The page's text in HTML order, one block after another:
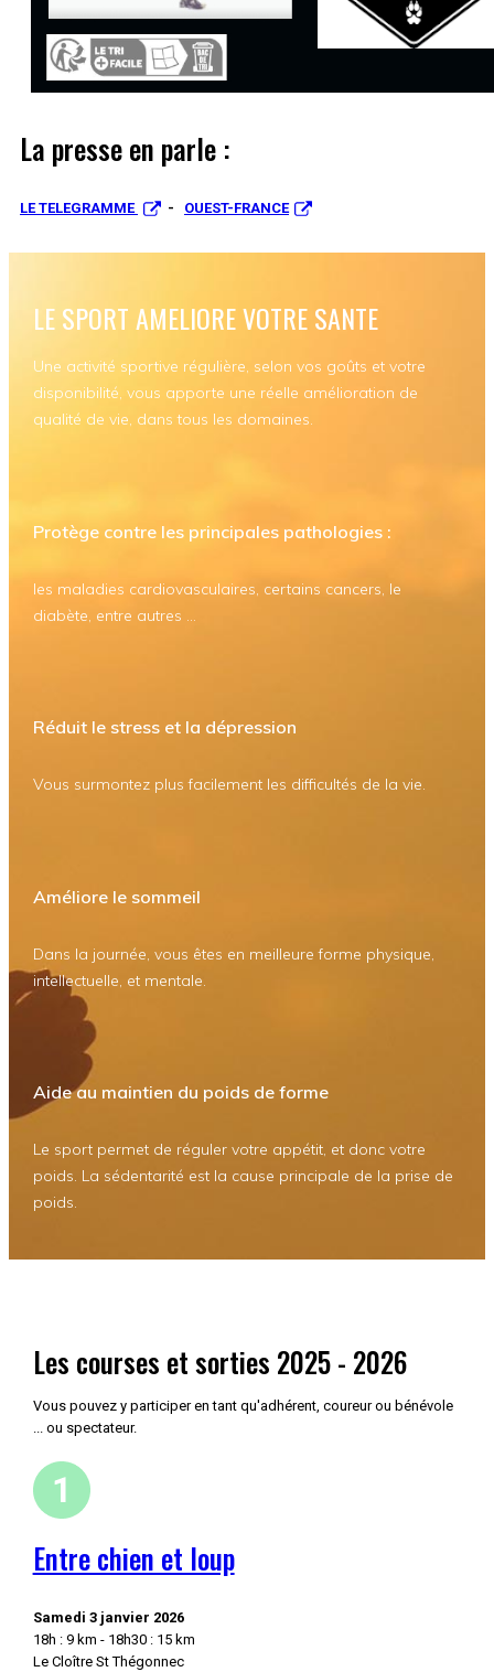
La presse en parle :
LE TELEGRAMME - OUEST-FRANCE
LE SPORT AMELIORE VOTRE SANTE
Une activité sportive régulière, selon vos goûts et votre
disponibilité, vous apporte une réelle amélioration de
qualité de vie, dans tous les domaines.
Protège contre les principales pathologies :
les maladies cardiovasculaires, certains cancers, le
diabète, entre autres ...
Réduit le stress et la dépression
Vous surmontez plus facilement les difficultés de la vie.
Améliore le sommeil
Dans la journée, vous êtes en meilleure forme physique,
intellectuelle, et mentale.
Aide au maintien du poids de forme
Le sport permet de réguler votre appétit, et donc votre
poids. La sédentarité est la cause principale de la prise de
poids.
Les courses et sorties 2025 - 2026
Vous pouvez y participer en tant qu'adhérent, coureur ou bénévole
... ou spectateur.
Entre chien et loup
Samedi 3 janvier 2026
18h : 9 km - 18h30 : 15 km
Le Cloître St Thégonnec